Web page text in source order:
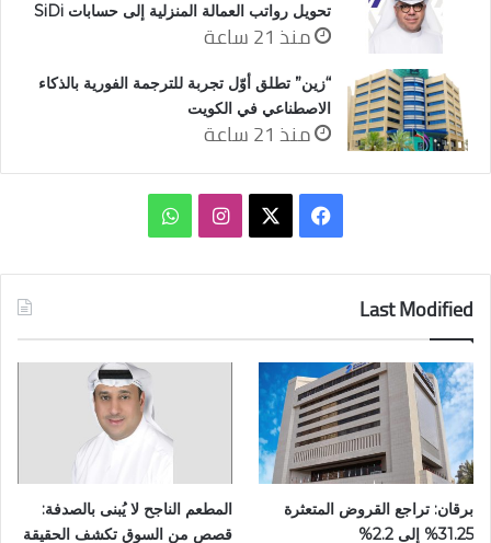
تحويل رواتب العمالة المنزلية إلى حسابات SiDi
منذ 21 ساعة
“زين” تطلق أوّل تجربة للترجمة الفورية بالذكاء
الاصطناعي في الكويت
منذ 21 ساعة
فيسبوك انستقرامواتساب
Last Modified
برقان: تراجع القروض المتعثرة
31.25% إلى 2.2%
المطعم الناجح لا يُبنى بالصدفة:
قصص من السوق تكشف الحقيقة